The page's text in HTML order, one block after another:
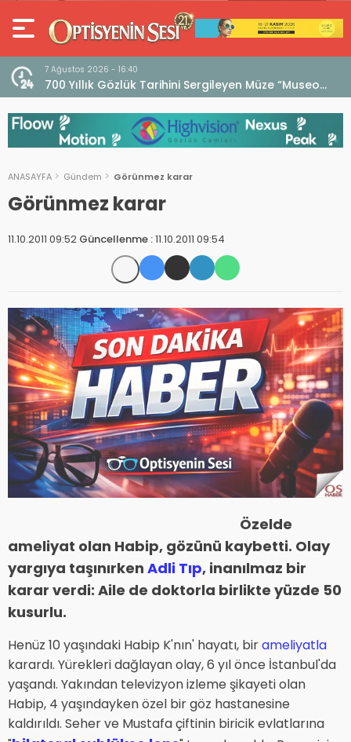
7 Ağustos 2026 - 16:40
700 Yıllık Gözlük Tarihini Sergileyen Müze “Museo
dell’Occhiale”
ANASAYFA Gündem Görünmez karar
Görünmez karar
11.10.2011 09:52 Güncellenme :11.10.2011 09:54
Özelde
ameliyat olan Habip, gözünü kaybetti. Olay
yargıya taşınırken Adli Tıp, inanılmaz bir
karar verdi: Aile de doktorla birlikte yüzde 50
kusurlu.
Henüz 10 yaşındaki Habip K'nın' hayatı, birameliyatla
karardı. Yürekleri dağlayan olay, 6 yıl önce İstanbul'da
yaşandı. Yakından televizyon izleme şikayeti olan
Habip, 4 yaşındayken özel bir göz hastanesine
kaldırıldı. Seher ve Mustafa çiftinin biricik evlatlarına